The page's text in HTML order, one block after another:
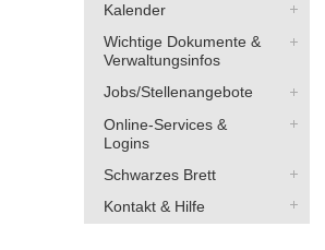
Kalender
Wichtige Dokumente &
Verwaltungsinfos
Jobs/Stellenangebote
Online-Services &
Logins
Schwarzes Brett
Kontakt & Hilfe